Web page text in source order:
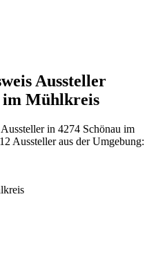
Aussteller
im Mühlkreis
in 4274 Schönau im
Aussteller aus der Umgebung: